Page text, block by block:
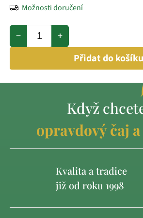
Možnosti doručení
+
−
Přidat do košíku
Když
opravdový čaj
Kvalita a tradice
již od roku 1998